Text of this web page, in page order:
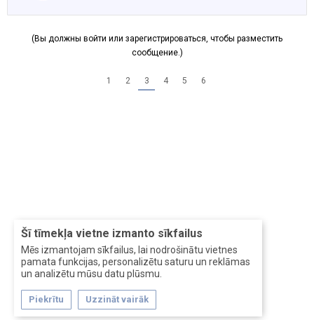
Šī tīmekļa vietne izmanto sīkfailus
Mēs izmantojam sīkfailus, lai nodrošinātu vietnes
pamata funkcijas, personalizētu saturu un reklāmas
un analizētu mūsu datu plūsmu.
Piekrītu Uzzināt vairāk
(Вы должны войти или зарегистрироваться, чтобы разместить
сообщение.)
1 2 3 4 5 6